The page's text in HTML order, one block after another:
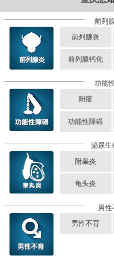
前列
前列腺炎
前列腺钙化
功能
阳痿
功能性障碍
泌尿生
附睾炎
龟头炎
男性
男性不育